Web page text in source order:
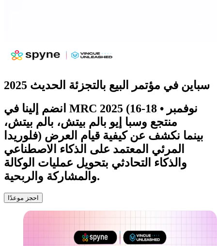
سباين في مؤتمر البيع بالتجزئة الحديث 2025
انضم إلينا في MRC 2025 (16-18 نوفمبر •
منتجع وسبا إيو بالم بيتش، بالم بيتش،
فلوريدا) بينما نكشف عن كيفية قيام العرض
المرئي المعتمد على الذكاء الاصطناعي
والذكاء التحادثي بتحويل عمليات الوكالة
والمشاركة والربحية.
احجز موعدًا